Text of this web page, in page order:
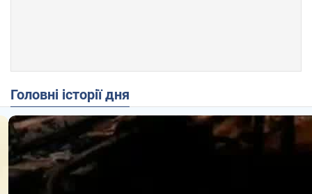
Головні історії дня